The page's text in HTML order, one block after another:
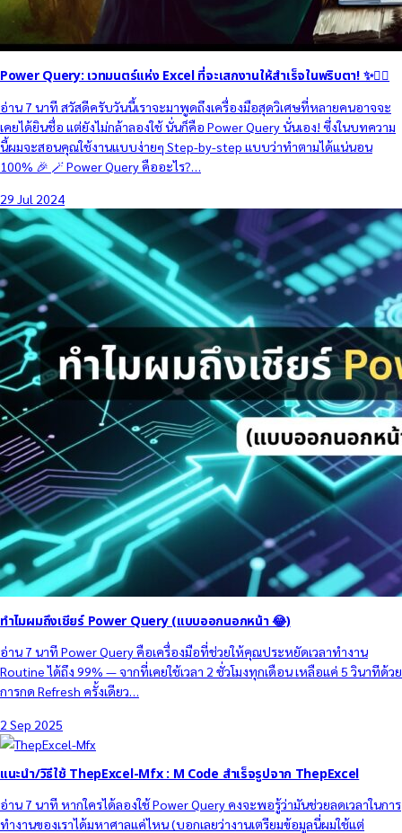
Power Query: เวทมนตร์แห่ง Excel ที่จะเสกงานให้สำเร็จในพริบตา! ✨🧙‍♂️
อ่าน 7 นาที สวัสดีครับวันนี้เราจะมาพูดถึงเครื่องมือสุดวิเศษที่หลายคนอาจจะ
เคยได้ยินชื่อ แต่ยังไม่กล้าลองใช้ นั่นก็คือ Power Query นั่นเอง! ซึ่งในบทความ
นี้ผมจะสอนคุณใช้งานแบบง่ายๆ Step-by-step แบบว่าทำตามได้แน่นอน
100% 🎉 🪄 Power Query คืออะไร?…
29 Jul 2024
ทำไมผมถึงเชียร์ Power Query (แบบออกนอกหน้า 😂)
อ่าน 7 นาที Power Query คือเครื่องมือที่ช่วยให้คุณประหยัดเวลาทำงาน
Routine ได้ถึง 99% — จากที่เคยใช้เวลา 2 ชั่วโมงทุกเดือน เหลือแค่ 5 วินาทีด้วย
การกด Refresh ครั้งเดียว…
2 Sep 2025
แนะนำ/วิธีใช้ ThepExcel-Mfx : M Code สำเร็จรูปจาก ThepExcel
อ่าน 7 นาที หากใครได้ลองใช้ Power Query คงจะพอรู้ว่ามันช่วยลดเวลาในการ
ทำงานของเราได้มหาศาลแค่ไหน (บอกเลยว่างานเตรียมข้อมูลนี่ผมใช้แต่